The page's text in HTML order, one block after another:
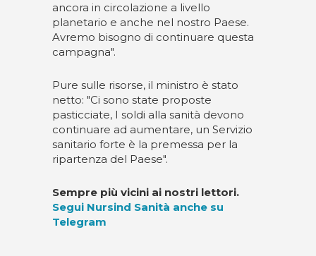
ancora in circolazione a livello
planetario e anche nel nostro Paese.
Avremo bisogno di continuare questa
campagna".
Pure sulle risorse, il ministro è stato
netto: "Ci sono state proposte
pasticciate, I soldi alla sanità devono
continuare ad aumentare, un Servizio
sanitario forte è la premessa per la
ripartenza del Paese".
Sempre più vicini ai nostri lettori.
Segui Nursind Sanità anche su
Telegram